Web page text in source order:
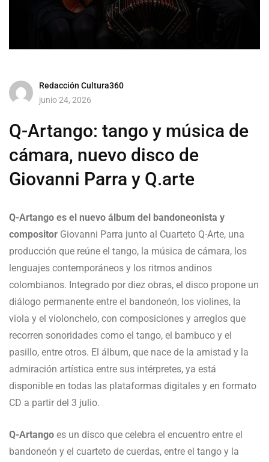
Redacción Cultura360
junio 24, 2026
Q-Artango: tango y música de
cámara, nuevo disco de
Giovanni Parra y Q.arte
Q-Artango es el nuevo álbum del bandoneonista y
compositor Giovanni Parra junto al Cuarteto Q-Arte, una
producción que reúne el tango, la música de cámara, los
lenguajes contemporáneos y los ritmos andinos
colombianos. Integrado por diez obras, el disco propone un
diálogo permanente entre el bandoneón, los violines, la
viola y el violonchelo, con composiciones y arreglos que
recorren sonoridades como el tango, el bambuco y el
pasillo, entre otros. El álbum, que nace de la amistad y la
admiración artística entre sus intérpretes, ya está
disponible en todas las plataformas digitales y en formato
CD a partir del 3 julio.
Q-Artango es un disco que celebra el encuentro entre el
bandoneón y el cuarteto de cuerdas, entre el tango y la